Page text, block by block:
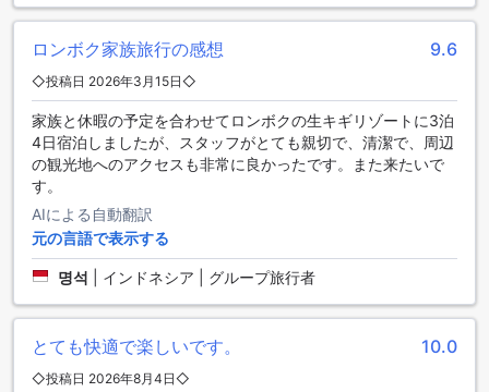
やコンシェルジュも利用でき、貴重品の保管や観光情報の提
ーネットに接続して情報をチェックすることができます。喫
煙席も指定されており、喫煙者の方も快適に過ごせます。全
客室で無料のWi-Fiが利用でき、快適なインターネット環境を
提供しています。さらに、ドライクリーニングやエクスプレ
スチェックイン/チェックアウト、荷物預かりなどのサービス
も利用できます。さらに、ホテル内にはコンビニエンススト
アもあり、必要なものを手に入れるのに便利です。また、デ
イリーハウスキーピングにより、清潔な客室を保つことがで
きます。
便利な交通施設を提供するグラハ ビーチ センギギ ホテル
グラハ ビーチ センギギ ホテルは、お客様の快適な滞在をサポ
ートするためにさまざまな交通施設を提供しています。空港
送迎サービスを利用すれば、到着時に疲れた体をリラックス
させることができます。また、ホテルではツアーサービスも
ロンボク家族旅行の感想 9.6
◇投稿日 2026年3月15日◇
家族と休暇の予定を合わせてロンボクの生キギリゾートに3泊
4日宿泊しましたが、スタッフがとても親切で、清潔で、周辺
の観光地へのアクセスも非常に良かったです。また来たいで
す。
AIによる自動翻訳
元の言語で表示する
명석 インドネシア | グループ旅行者
とても快適で楽しいです。 10.0
◇投稿日 2026年8月4日◇